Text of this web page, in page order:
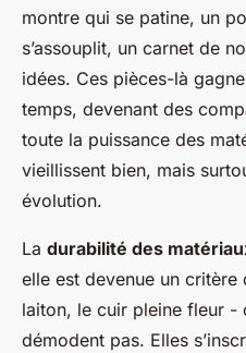
montre qui se patine, un
s’assouplit, un carnet de
idées. Ces pièces-là
temps, devenant des
toute la puissance des
vieillissent bien, mais
évolution.
La durabilité des
elle est devenue un
laiton, le cuir pleine fleur -
démodent pas. Elles